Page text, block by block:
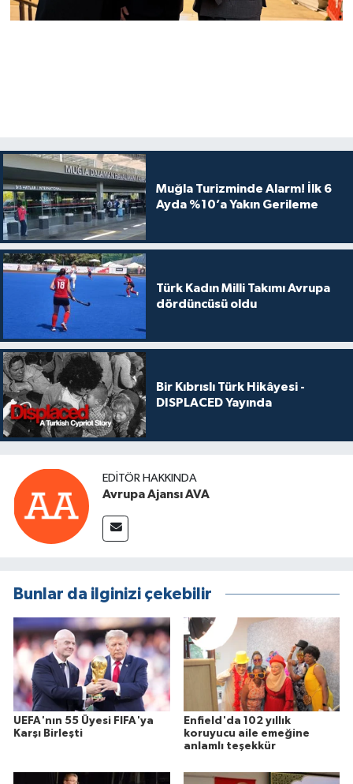
Muğla Turizminde Alarm! İlk 6
Ayda %10’a Yakın Gerileme
Türk Kadın Milli Takımı Avrupa
dördüncüsü oldu
Bir Kıbrıslı Türk Hikâyesi -
DISPLACED Yayında
EDITÖR HAKKINDA
Avrupa Ajansı AVA
Bunlar da ilginizi çekebilir
UEFA'nın 55 Üyesi FIFA'ya
Karşı Birleşti
Enfield'da 102 yıllık
koruyucu aile emeğine
anlamlı teşekkür